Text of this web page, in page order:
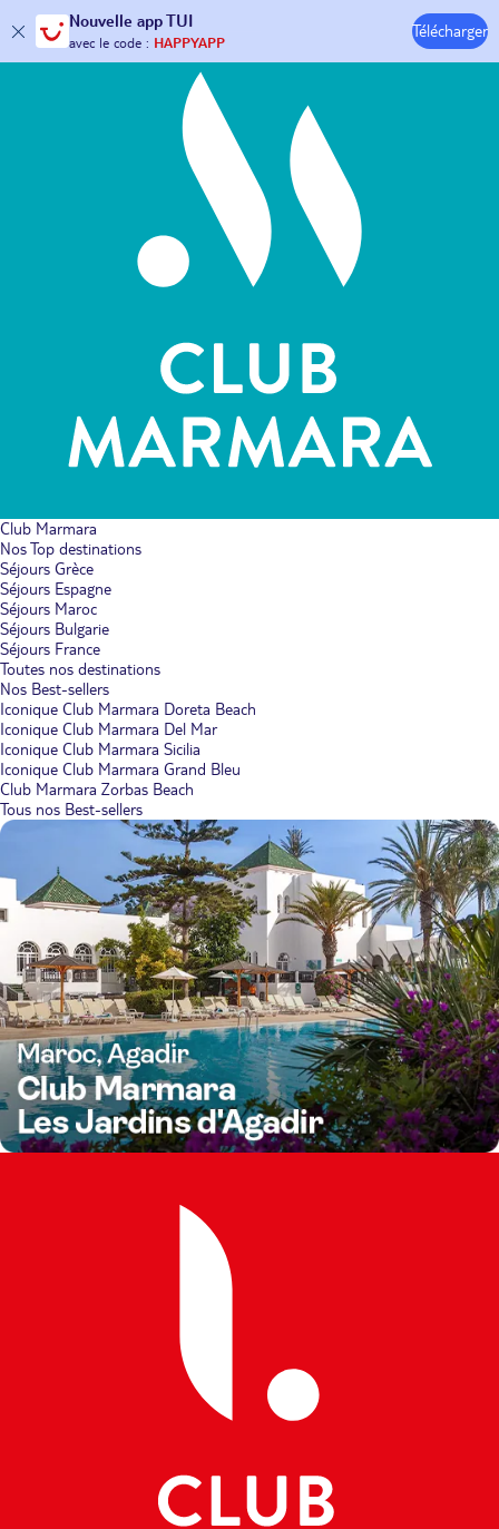
Nouvelle app TUI
30€ offerts*sur votrevoyage !
avec le code :HAPPYAPP
Télécharger
Hôtels & Clubs
Club Marmara
Nos Top destinations
Séjours Grèce
Séjours Espagne
Séjours Maroc
Séjours Bulgarie
Séjours France
Toutes nos destinations
Nos Best-sellers
Iconique Club Marmara Doreta Beach
Iconique Club Marmara Del Mar
Iconique Club Marmara Sicilia
Iconique Club Marmara Grand Bleu
Club Marmara Zorbas Beach
Tous nos Best-sellers